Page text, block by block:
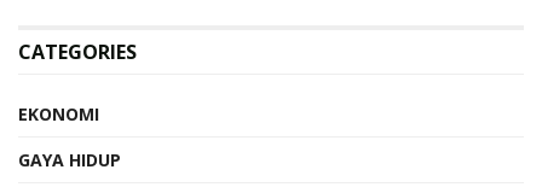
CATEGORIES
EKONOMI
GAYA HIDUP